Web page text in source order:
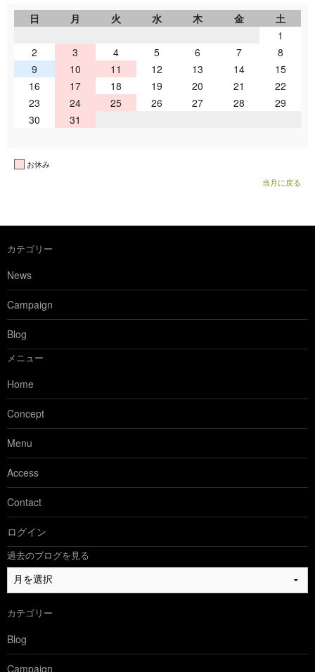
日
月 火 水 木 金
土
1
2
3 4 5 6 7
8
9
10 11 12 13 14
15
16
17 18 19 20 21
22
23
24 25 26 27 28
29
30
31
お休み
当月に戻る
カテゴリー
News
Campaign
Blog
メニュー
Home
Concept
Menu
Access
Contact
ログイン
過去のブログを見る
過
去
ブ
ロ
グ
を
カテゴリー
Blog
Campaign